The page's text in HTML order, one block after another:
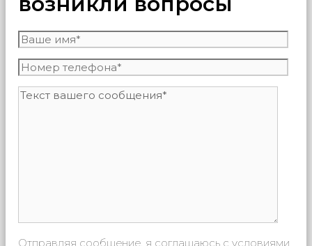
Отправляя сообщение, я соглашаюсь с условиями